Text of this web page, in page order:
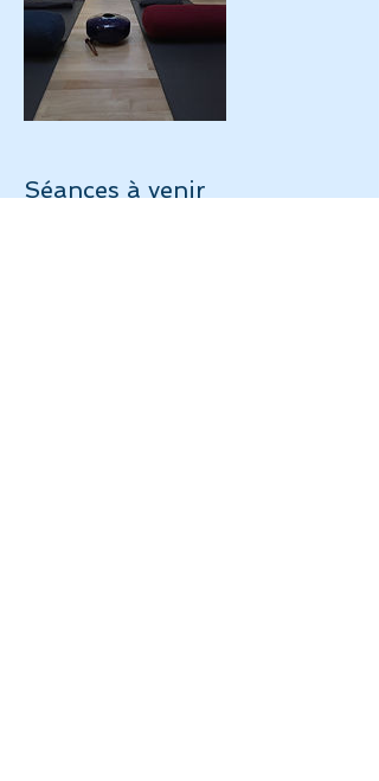
Séances à venir